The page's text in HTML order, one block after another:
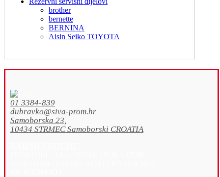
brother
bernette
BERNINA
Aisin Seiko TOYOTA
01 3384-839
dubravko@siva-prom.hr
Samoborska 23,
10434 STRMEC Samoborski CROATIA